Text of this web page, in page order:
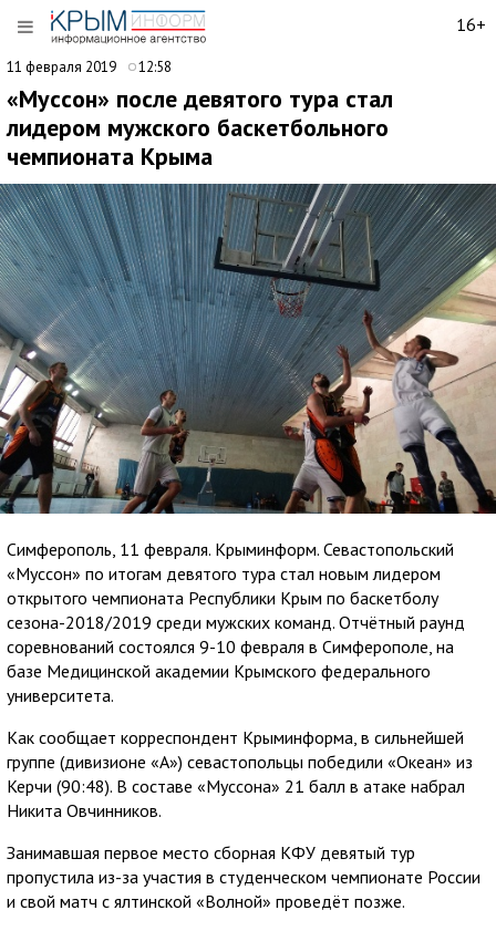
16+
11 февраля 2019 12:58
«Муссон» после девятого тура стал
лидером мужского баскетбольного
чемпионата Крыма
Симферополь, 11 февраля. Крыминформ. Севастопольский
«Муссон» по итогам девятого тура стал новым лидером
открытого чемпионата Республики Крым по баскетболу
сезона-2018/2019 среди мужских команд. Отчётный раунд
соревнований состоялся 9-10 февраля в Симферополе, на
базе Медицинской академии Крымского федерального
университета.
Как сообщает корреспондент Крыминформа, в сильнейшей
группе (дивизионе «А») севастопольцы победили «Океан» из
Керчи (90:48). В составе «Муссона» 21 балл в атаке набрал
Никита Овчинников.
Занимавшая первое место сборная КФУ девятый тур
пропустила из-за участия в студенческом чемпионате России
и свой матч с ялтинской «Волной» проведёт позже.